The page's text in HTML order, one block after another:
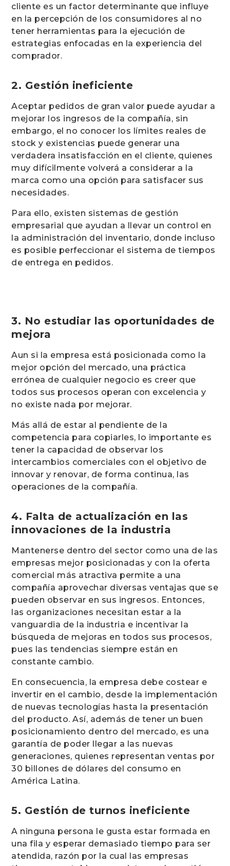
cliente es un factor determinante que influye
en la percepción de los consumidores al no
tener herramientas para la ejecución de
estrategias enfocadas en la experiencia del
comprador.
2. Gestión ineficiente
Aceptar pedidos de gran valor puede ayudar a
mejorar los ingresos de la compañía, sin
embargo, el no conocer los límites reales de
stock y existencias puede generar una
verdadera insatisfacción en el cliente, quienes
muy difícilmente volverá a considerar a la
marca como una opción para satisfacer sus
necesidades.
Para ello, existen sistemas de gestión
empresarial que ayudan a llevar un control en
la administración del inventario, donde incluso
es posible perfeccionar el sistema de tiempos
de entrega en pedidos.
3. No estudiar las oportunidades de
mejora
Aun si la empresa está posicionada como la
mejor opción del mercado, una práctica
errónea de cualquier negocio es creer que
todos sus procesos operan con excelencia y
no existe nada por mejorar.
Más allá de estar al pendiente de la
competencia para copiarles, lo importante es
tener la capacidad de observar los
intercambios comerciales con el objetivo de
innovar y renovar, de forma continua, las
operaciones de la compañía.
4. Falta de actualización en las
innovaciones de la industria
Mantenerse dentro del sector como una de las
empresas mejor posicionadas y con la oferta
comercial más atractiva permite a una
compañía aprovechar diversas ventajas que se
pueden observar en sus ingresos. Entonces,
las organizaciones necesitan estar a la
vanguardia de la industria e incentivar la
búsqueda de mejoras en todos sus procesos,
pues las tendencias siempre están en
constante cambio.
En consecuencia, la empresa debe costear e
invertir en el cambio, desde la implementación
de nuevas tecnologías hasta la presentación
del producto. Así, además de tener un buen
posicionamiento dentro del mercado, es una
garantía de poder llegar a las nuevas
generaciones, quienes representan ventas por
30 billones de dólares del consumo en
América Latina.
5. Gestión de turnos ineficiente
A ninguna persona le gusta estar formada en
una fila y esperar demasiado tiempo para ser
atendida, razón por la cual las empresas